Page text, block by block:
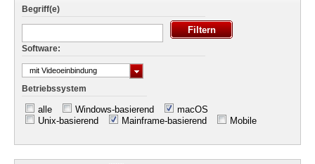
Begriff(e)
Software:
mit Videoeinbindung
Betriebssystem
alle Windows-basierend
macOS
Unix-basierend
Mainframe-basierend Mobile